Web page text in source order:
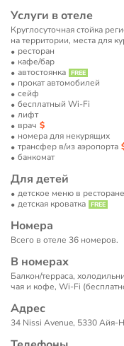
Услуги в отеле
Круглосуточная стойка
на территории, места для
ресторан
кафе/бар
автостоянка
прокат автомобилей
сейф
бесплатный Wi-Fi
лифт
врач
номера для некурящих
трансфер в/из аэропорта
банкомат
Для детей
детское меню в ресторане
детская кроватка
Номера
Всего в отеле 36 номеров.
В номерах
Балкон/терраса,
чая и кофе, Wi-Fi
Адрес
34 Nissi Avenue, 5330 Айя-